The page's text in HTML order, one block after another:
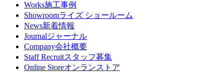
Works施工事例
Showroomライズ ショールーム
News新着情報
Journalジャーナル
Company会社概要
Staff Recruitスタッフ募集
Online Storeオンランストア